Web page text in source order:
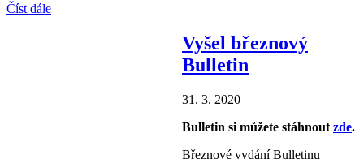
Číst dále
Vyšel březnový
Bulletin
31. 3. 2020
Bulletin si můžete stáhnout zde.
Březnové vydání Bulletinu